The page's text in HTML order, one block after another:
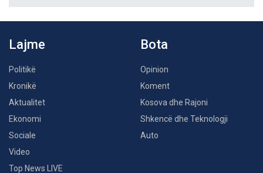
Lajme
Politikë
Kronikë
Aktualitet
Ekonomi
Sociale
Video
Top News LIVE
Bota
Opinion
Koment
Kosova dhe Rajoni
Shkencë dhe Teknologji
Auto